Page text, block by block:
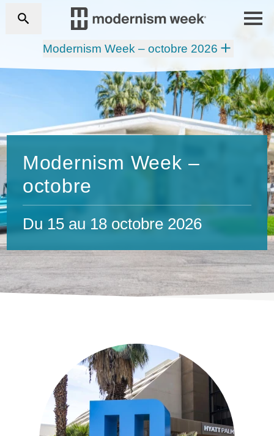
Modernism Week – octobre 2026
Modernism Week –
octobre
Du 15 au 18 octobre 2026